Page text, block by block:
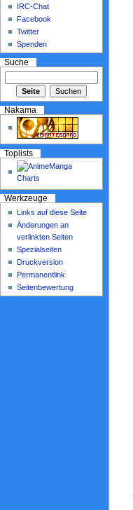
IRC-Chat
Facebook
Twitter
Spenden
Suche
Nakama
Toplists
Werkzeuge
Links auf diese Seite
Änderungen an
verlinkten Seiten
Spezialseiten
Druckversion
Permanentlink
Seitenbewertung